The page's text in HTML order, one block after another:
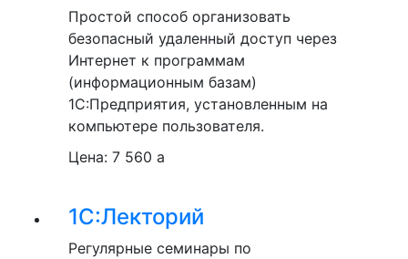
Простой способ организовать
безопасный удаленный доступ через
Интернет к программам
(информационным базам)
1С:Предприятия, установленным на
компьютере пользователя.
Цена: 7 560 a
1С:Лекторий
Регулярные семинары по